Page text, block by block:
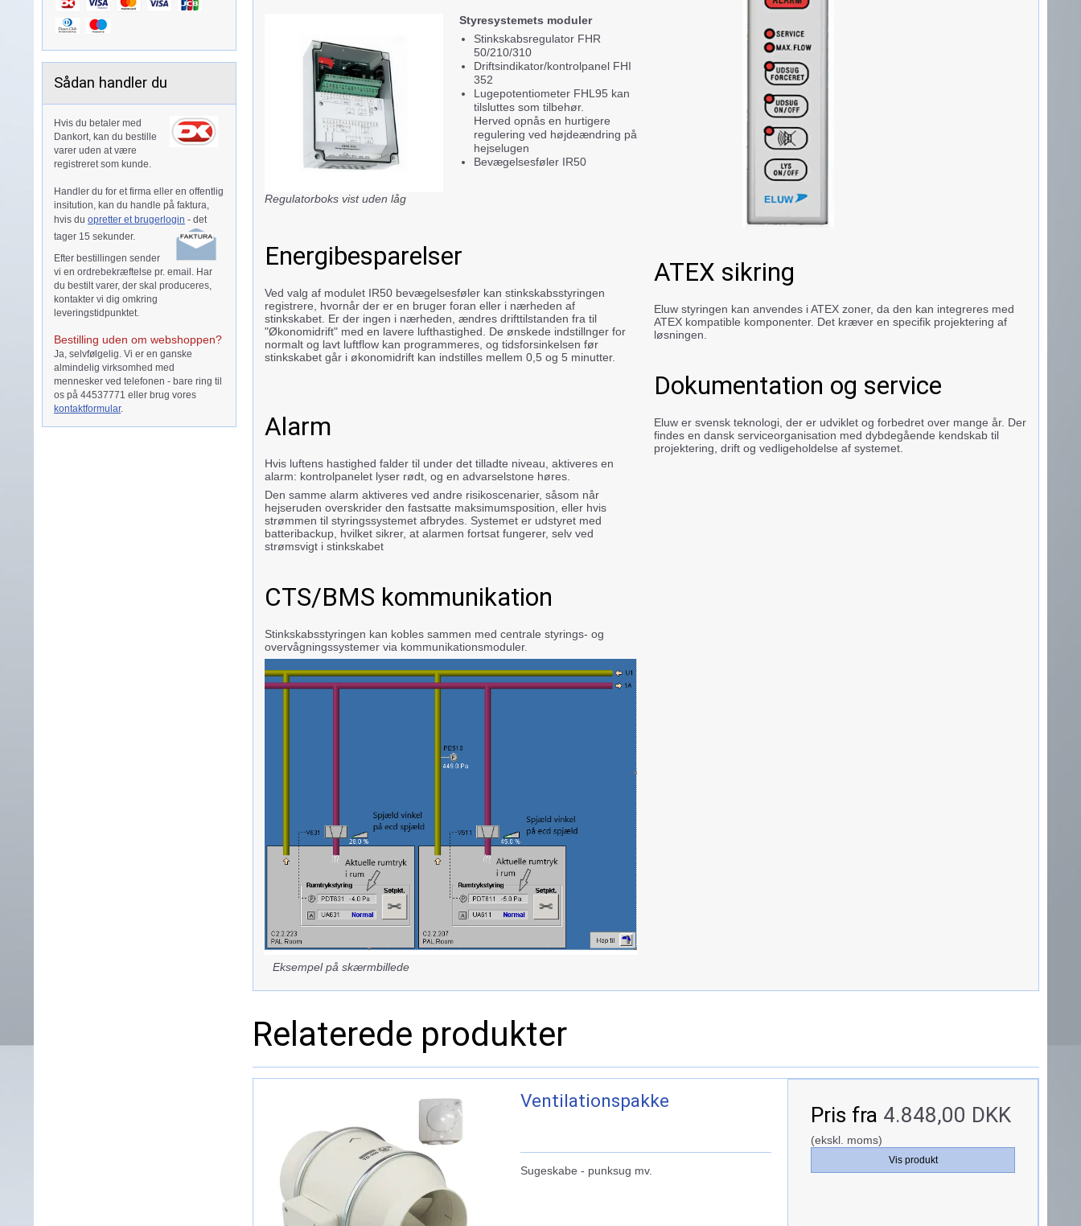
Sådan handler du
Hvis du betaler med
Dankort, kan du bestille
varer uden at være
registreret som kunde.
Handler du for et firma eller en offentlig
insitution, kan du handle på faktura,
hvis du opretter et brugerlogin - det
tager 15 sekunder.
Efter bestillingen sender
vi en ordrebekræftelse pr. email. Har
du bestilt varer, der skal produceres,
kontakter vi dig omkring
leveringstidpunktet.
Bestilling uden om webshoppen?
Ja, selvfølgelig. Vi er en ganske
almindelig virksomhed med
mennesker ved telefonen - bare ring til
os på 44537771 eller brug vores
kontaktformular.
Regulatorboks vist uden låg
Styresystemets moduler
Stinkskabsregulator FHR
50/210/310
Driftsindikator/kontrolpanel FHI
352
Lugepotentiometer FHL95 kan
tilsluttes som tilbehør.
Herved opnås en hurtigere
regulering ved højdeændring på
hejselugen
Bevægelsesføler IR50
Energibesparelser
Ved valg af modulet IR50 bevægelsesføler kan stinkskabsstyringen
registrere, hvornår der er en bruger foran eller i nærheden af
stinkskabet. Er der ingen i nærheden, ændres drifttilstanden fra til
"Økonomidrift" med en lavere lufthastighed. De ønskede indstillnger for
normalt og lavt luftflow kan programmeres, og tidsforsinkelsen før
stinkskabet går i økonomidrift kan indstilles mellem 0,5 og 5 minutter.
Alarm
Hvis luftens hastighed falder til under det tilladte niveau, aktiveres en
alarm: kontrolpanelet lyser rødt, og en advarselstone høres.
Den samme alarm aktiveres ved andre risikoscenarier, såsom når
hejseruden overskrider den fastsatte maksimumsposition, eller hvis
strømmen til styringssystemet afbrydes. Systemet er udstyret med
batteribackup, hvilket sikrer, at alarmen fortsat fungerer, selv ved
strømsvigt i stinkskabet
CTS/BMS kommunikation
Stinkskabsstyringen kan kobles sammen med centrale styrings- og
overvågningssystemer via kommunikationsmoduler.
Eksempel på skærmbillede
ATEX sikring
Eluw styringen kan anvendes i ATEX zoner, da den kan integreres med
ATEX kompatible komponenter. Det kræver en specifik projektering af
løsningen.
Dokumentation og service
Eluw er svensk teknologi, der er udviklet og forbedret over mange år. Der
findes en dansk serviceorganisation med dybdegående kendskab til
projektering, drift og vedligeholdelse af systemet.
Relaterede produkter
Ventilationspakke
Sugeskabe - punksug mv.
Pris fra 4.848,00 DKK
(ekskl. moms)
Vis produkt